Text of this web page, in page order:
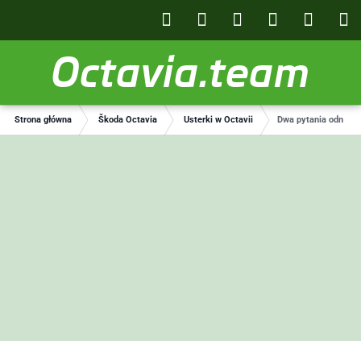
Octavia.team
Strona główna Škoda Octavia Usterki w Octavii Dwa pytania